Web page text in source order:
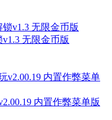
无限金币版
内置作弊菜单版